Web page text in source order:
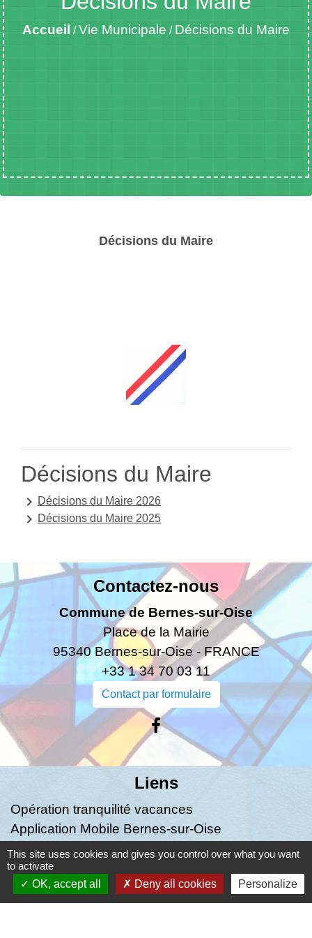
Accueil /Vie Municipale / Décisions du Maire
Décisions du Maire
Décisions du Maire
keyboard_arrow_right Décisions du Maire 2026
keyboard_arrow_right Décisions du Maire 2025
Contactez-nous
Commune de Bernes-sur-Oise
Place de la Mairie
95340 Bernes-sur-Oise - FRANCE
+33 1 34 70 03 11
Contact par formulaire
Liens
Opération tranquilité vacances
Application Mobile Bernes-sur-Oise
Application LABAZ
Mentions légales - Politique de confidentialité -
This site uses cookies and gives you control over what you want
to activate
OK, accept all
Deny all cookies Personalize